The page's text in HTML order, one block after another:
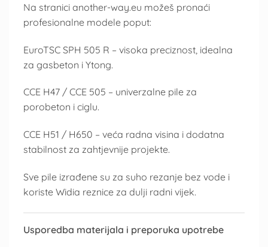
Na stranici another-way.eu možeš pronaći
profesionalne modele poput:
EuroTSC SPH 505 R – visoka preciznost, idealna
za gasbeton i Ytong.
CCE H47 / CCE 505 – univerzalne pile za
porobeton i ciglu.
CCE H51 / H650 – veća radna visina i dodatna
stabilnost za zahtjevnije projekte.
Sve pile izrađene su za suho rezanje bez vode i
koriste Widia reznice za dulji radni vijek.
Usporedba materijala i preporuka upotrebe